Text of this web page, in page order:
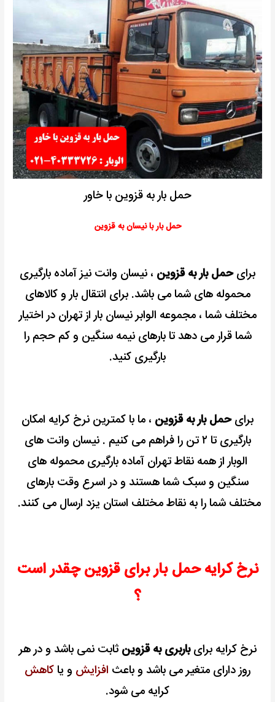
حمل بار به قزوین با خاور
حمل بار با نیسان به قزوین
برایحمل بار به قزوین ، نیسان وانت نیز آماده بارگیری
محموله های شما می باشد. برای انتقال بار و کالاهای
مختلف شما ، مجموعه الوابر نیسان بار از تهران در اختیار
شما قرار می دهد تا بارهای نیمه سنگین و کم حجم را
بارگیری کنید.
برایحمل بار به قزوین ، ما با کمترین نرخ کرایه امکان
بارگیری تا ۲ تن را فراهم می کنیم . نیسان وانت های
الوبار از همه نقاط تهران آماده بارگیری محموله های
سنگین و سبک شما هستند و در اسرع وقت بارهای
مختلف شما را به نقاط مختلف استان یزد ارسال می کنند.
نرخ کرایه حمل بار برای قزوین چقدر است
؟
نرخ کرایه برایباربری به قزوینثابت نمی باشد و در هر
روز دارای متغیر می باشد و باعث افزایش و یاکاهش
کرایه می شود.